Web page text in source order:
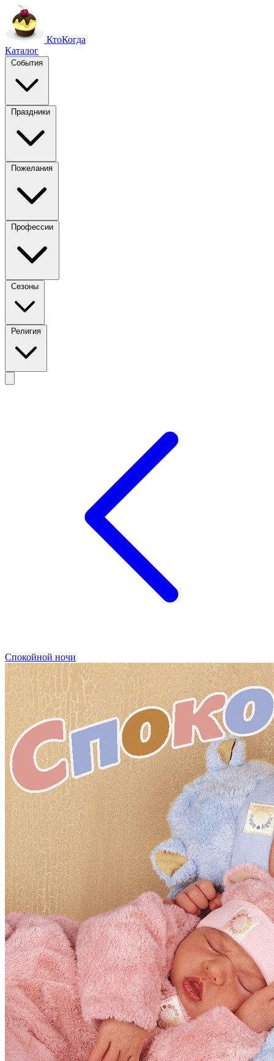
КтоКогда
Каталог
События
Праздники
Пожелания
Профессии
Сезоны
Религия
Спокойной ночи